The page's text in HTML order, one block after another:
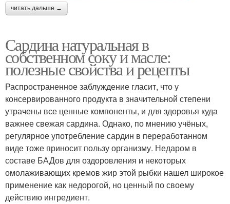
читать дальше →
Сардина натуральная в
собственном соку и масле:
полезные свойства и рецепты
Распространенное заблуждение гласит, что у
консервированного продукта в значительной степени
утрачены все ценные компоненты, и для здоровья куда
важнее свежая сардина. Однако, по мнению учёных,
регулярное употребление сардин в переработанном
виде тоже приносит пользу организму. Недаром в
составе БАДов для оздоровления и некоторых
омолаживающих кремов жир этой рыбки нашел широкое
применение как недорогой, но ценный по своему
действию ингредиент.